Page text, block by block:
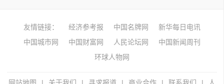
友情链接： 经济参考报 中国名牌网
新华每日电讯
中国城市网
中国财富网 人民论坛网
中国新闻周刊
环球人物网